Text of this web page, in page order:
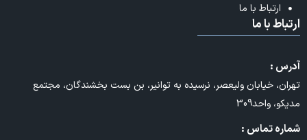
ارتباط با ما
با ما
:
خیابان ولیعصر، نرسیده به توانیر، بن بست بخشندگان، مجتمع
واحد309
تماس :